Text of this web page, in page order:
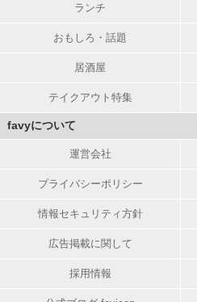
ランチ
おもしろ・話題
居酒屋
テイクアウト特集
favyについて
運営会社
プライバシーポリシー
情報セキュリティ方針
広告掲載に関して
採用情報